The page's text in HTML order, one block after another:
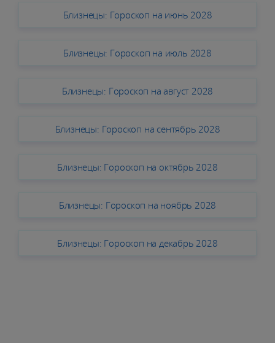
Близнецы: Гороскоп на июнь 2028
Близнецы: Гороскоп на июль 2028
Близнецы: Гороскоп на август 2028
Близнецы: Гороскоп на сентябрь 2028
Близнецы: Гороскоп на октябрь 2028
Близнецы: Гороскоп на ноябрь 2028
Близнецы: Гороскоп на декабрь 2028